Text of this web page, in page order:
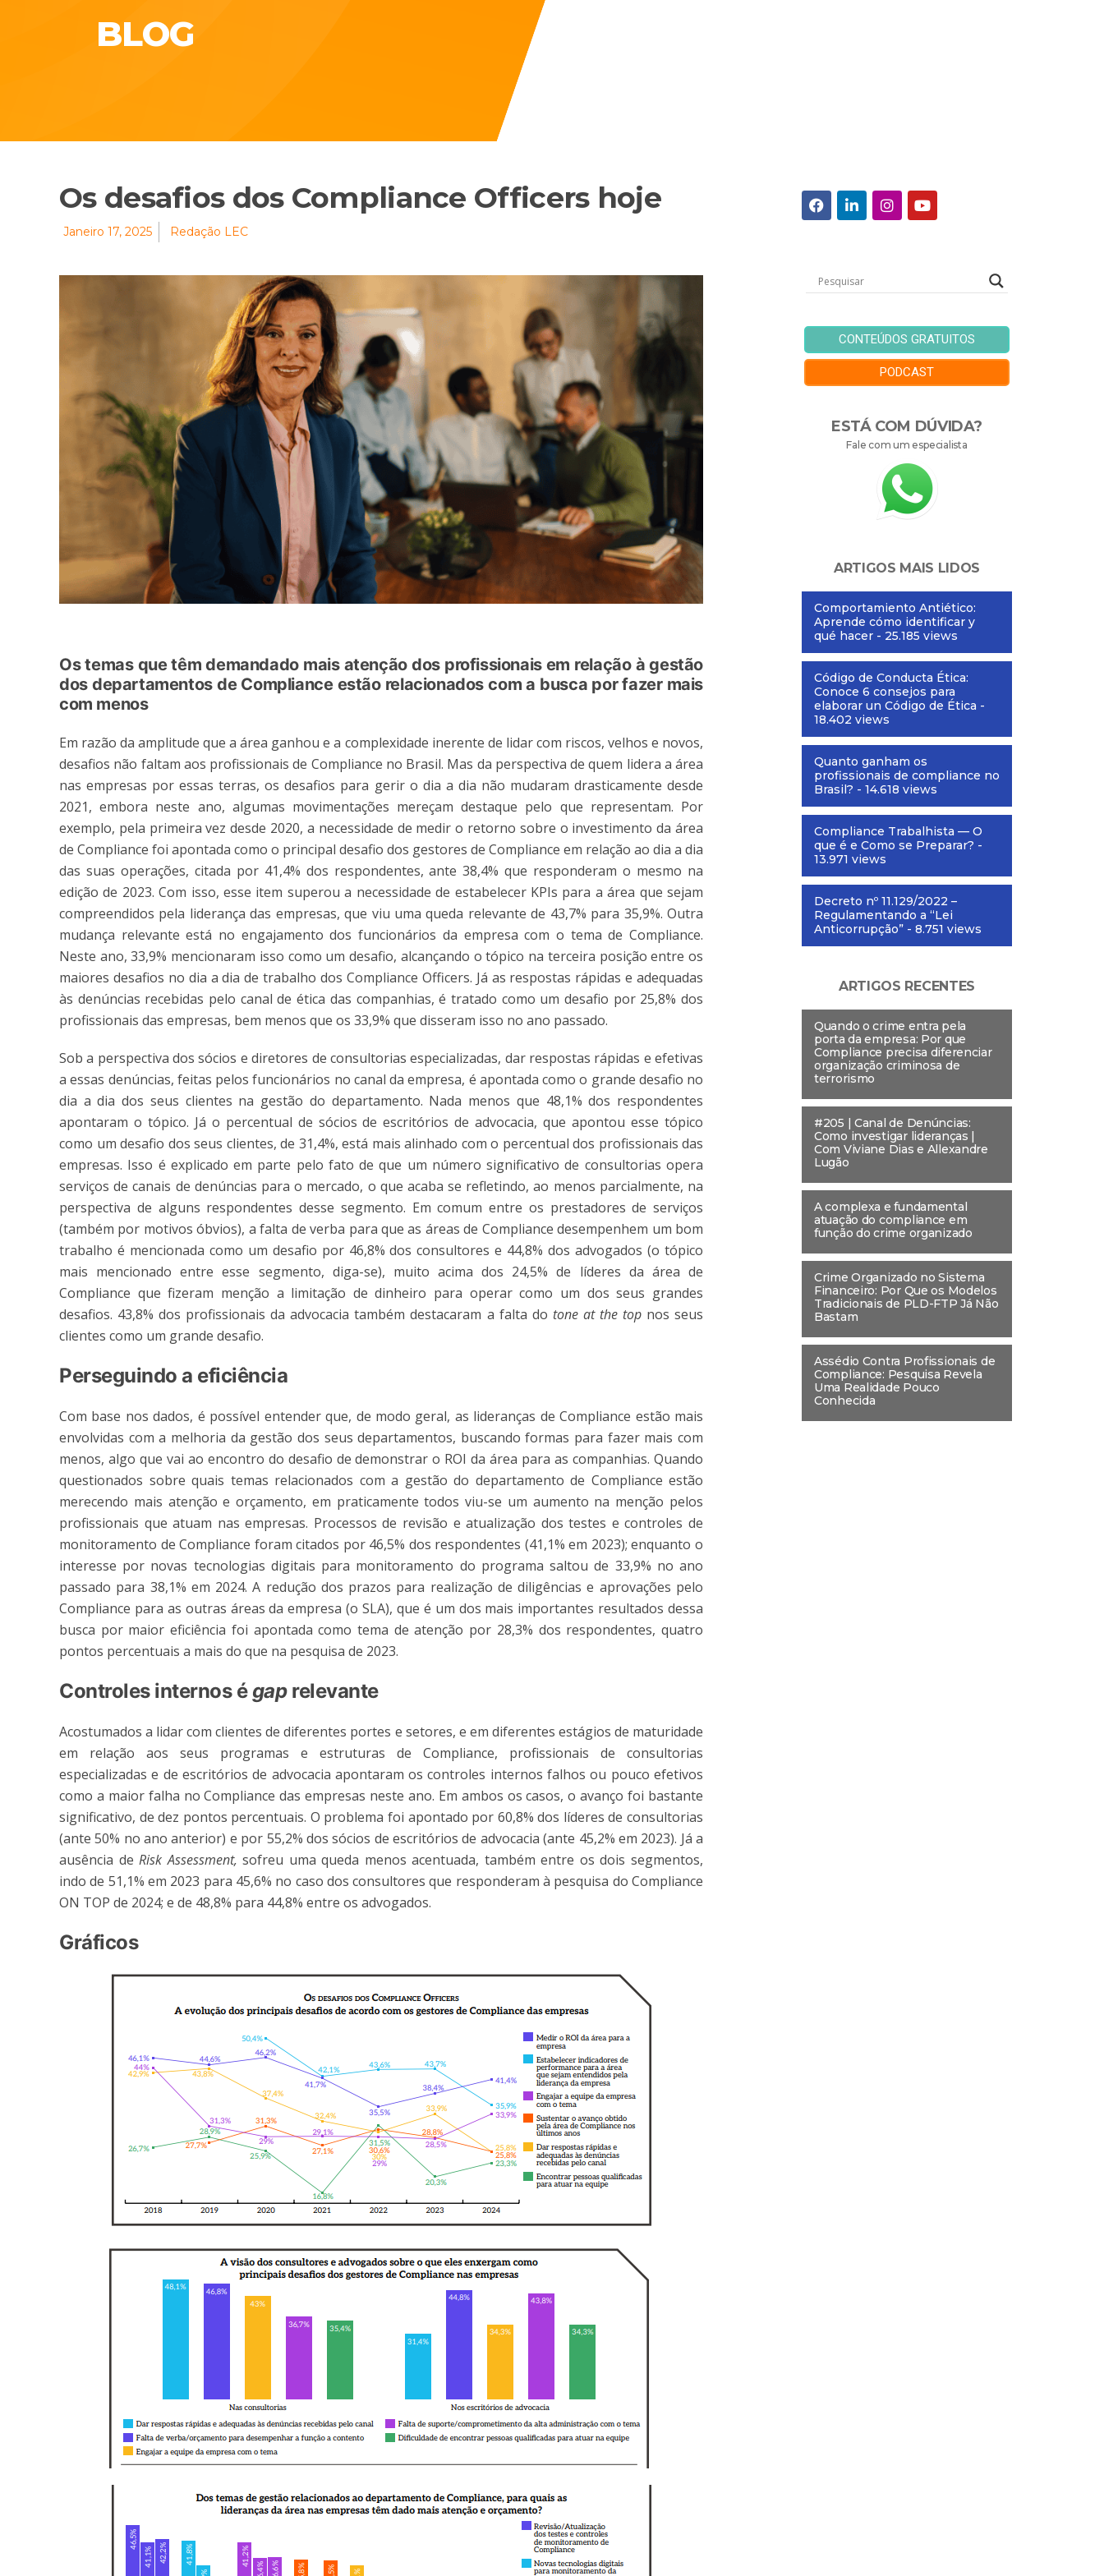
BLOG
Os desafios dos Compliance Officers hoje
Janeiro 17, 2025 Redação LEC
Os temas que têm demandado mais atenção dos profissionais em relação à gestão
dos departamentos de Compliance estão relacionados com a busca por fazer mais
com menos
Em razão da amplitude que a área ganhou e a complexidade inerente de lidar com riscos, velhos e novos,
desafios não faltam aos profissionais de Compliance no Brasil. Mas da perspectiva de quem lidera a área
nas empresas por essas terras, os desafios para gerir o dia a dia não mudaram drasticamente desde
2021, embora neste ano, algumas movimentações mereçam destaque pelo que representam. Por
exemplo, pela primeira vez desde 2020, a necessidade de medir o retorno sobre o investimento da área
de Compliance foi apontada como o principal desafio dos gestores de Compliance em relação ao dia a dia
das suas operações, citada por 41,4% dos respondentes, ante 38,4% que responderam o mesmo na
edição de 2023. Com isso, esse item superou a necessidade de estabelecer KPIs para a área que sejam
compreendidos pela liderança das empresas, que viu uma queda relevante de 43,7% para 35,9%. Outra
mudança relevante está no engajamento dos funcionários da empresa com o tema de Compliance.
Neste ano, 33,9% mencionaram isso como um desafio, alcançando o tópico na terceira posição entre os
maiores desafios no dia a dia de trabalho dos Compliance Officers. Já as respostas rápidas e adequadas
às denúncias recebidas pelo canal de ética das companhias, é tratado como um desafio por 25,8% dos
profissionais das empresas, bem menos que os 33,9% que disseram isso no ano passado.
Sob a perspectiva dos sócios e diretores de consultorias especializadas, dar respostas rápidas e efetivas
a essas denúncias, feitas pelos funcionários no canal da empresa, é apontada como o grande desafio no
dia a dia dos seus clientes na gestão do departamento. Nada menos que 48,1% dos respondentes
apontaram o tópico. Já o percentual de sócios de escritórios de advocacia, que apontou esse tópico
como um desafio dos seus clientes, de 31,4%, está mais alinhado com o percentual dos profissionais das
empresas. Isso é explicado em parte pelo fato de que um número significativo de consultorias opera
serviços de canais de denúncias para o mercado, o que acaba se refletindo, ao menos parcialmente, na
perspectiva de alguns respondentes desse segmento. Em comum entre os prestadores de serviços
(também por motivos óbvios), a falta de verba para que as áreas de Compliance desempenhem um bom
trabalho é mencionada como um desafio por 46,8% dos consultores e 44,8% dos advogados (o tópico
mais mencionado entre esse segmento, diga-se), muito acima dos 24,5% de líderes da área de
Compliance que fizeram menção a limitação de dinheiro para operar como um dos seus grandes
desafios. 43,8% dos profissionais da advocacia também destacaram a falta do tone at the top nos seus
clientes como um grande desafio.
Perseguindo a eficiência
Com base nos dados, é possível entender que, de modo geral, as lideranças de Compliance estão mais
envolvidas com a melhoria da gestão dos seus departamentos, buscando formas para fazer mais com
menos, algo que vai ao encontro do desafio de demonstrar o ROI da área para as companhias. Quando
questionados sobre quais temas relacionados com a gestão do departamento de Compliance estão
merecendo mais atenção e orçamento, em praticamente todos viu-se um aumento na menção pelos
profissionais que atuam nas empresas. Processos de revisão e atualização dos testes e controles de
monitoramento de Compliance foram citados por 46,5% dos respondentes (41,1% em 2023); enquanto o
interesse por novas tecnologias digitais para monitoramento do programa saltou de 33,9% no ano
passado para 38,1% em 2024. A redução dos prazos para realização de diligências e aprovações pelo
Compliance para as outras áreas da empresa (o SLA), que é um dos mais importantes resultados dessa
busca por maior eficiência foi apontada como tema de atenção por 28,3% dos respondentes, quatro
pontos percentuais a mais do que na pesquisa de 2023.
Controles internos é gap relevante
Acostumados a lidar com clientes de diferentes portes e setores, e em diferentes estágios de maturidade
em relação aos seus programas e estruturas de Compliance, profissionais de consultorias
especializadas e de escritórios de advocacia apontaram os controles internos falhos ou pouco efetivos
como a maior falha no Compliance das empresas neste ano. Em ambos os casos, o avanço foi bastante
significativo, de dez pontos percentuais. O problema foi apontado por 60,8% dos líderes de consultorias
(ante 50% no ano anterior) e por 55,2% dos sócios de escritórios de advocacia (ante 45,2% em 2023). Já a
ausência deRisk Assessment,sofreu uma queda menos acentuada, também entre os dois segmentos,
indo de 51,1% em 2023 para 45,6% no caso dos consultores que responderam à pesquisa do Compliance
ON TOP de 2024; e de 48,8% para 44,8% entre os advogados.
Gráficos
CONTEÚDOS GRATUITOS
PODCAST
ESTÁ COM DÚVIDA?
Fale com um especialista
ARTIGOS MAIS LIDOS
Comportamiento Antiético:
Aprende cómo identificar y
qué hacer - 25.185 views
Código de Conducta Ética:
Conoce 6 consejos para
elaborar un Código de Ética -
18.402 views
Quanto ganham os
profissionais de compliance no
Brasil? - 14.618 views
Compliance Trabalhista — O
que é e Como se Preparar? -
13.971 views
Decreto nº 11.129/2022 –
Regulamentando a “Lei
Anticorrupção” - 8.751 views
ARTIGOS RECENTES
Quando o crime entra pela
porta da empresa: Por que
Compliance precisa diferenciar
organização criminosa de
terrorismo
#205 | Canal de Denúncias:
Como investigar lideranças |
Com Viviane Dias e Allexandre
Lugão
A complexa e fundamental
atuação do compliance em
função do crime organizado
Crime Organizado no Sistema
Financeiro: Por Que os Modelos
Tradicionais de PLD-FTP Já Não
Bastam
Assédio Contra Profissionais de
Compliance: Pesquisa Revela
Uma Realidade Pouco
Conhecida